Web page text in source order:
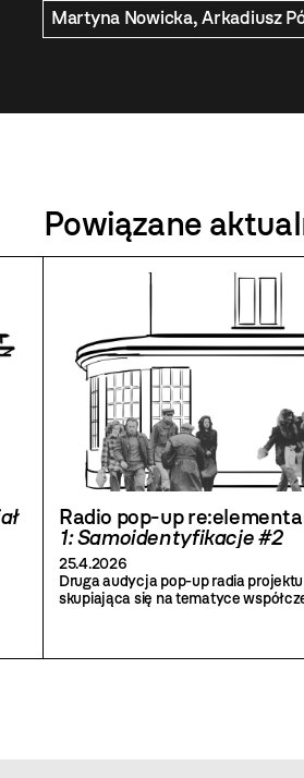
Martyna Nowicka, Arkadiusz
Powiązane
Radio pop-up
1: Samoidentyfikacje #2
25.4.2026
Druga audycja pop-up radia
skupiająca się na tematyce